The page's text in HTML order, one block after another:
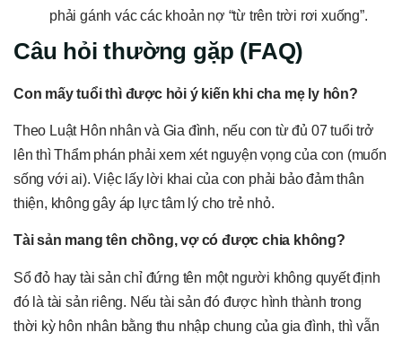
phải gánh vác các khoản nợ “từ trên trời rơi xuống”.
Câu hỏi thường gặp (FAQ)
Con mấy tuổi thì được hỏi ý kiến khi cha mẹ ly hôn?
Theo Luật Hôn nhân và Gia đình, nếu con từ đủ 07 tuổi trở
lên thì Thẩm phán phải xem xét nguyện vọng của con (muốn
sống với ai). Việc lấy lời khai của con phải bảo đảm thân
thiện, không gây áp lực tâm lý cho trẻ nhỏ.
Tài sản mang tên chồng, vợ có được chia không?
Sổ đỏ hay tài sản chỉ đứng tên một người không quyết định
đó là tài sản riêng. Nếu tài sản đó được hình thành trong
thời kỳ hôn nhân bằng thu nhập chung của gia đình, thì vẫn